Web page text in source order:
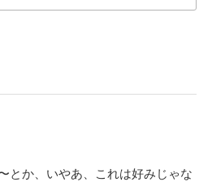
とか、いやあ、これは好みじゃな